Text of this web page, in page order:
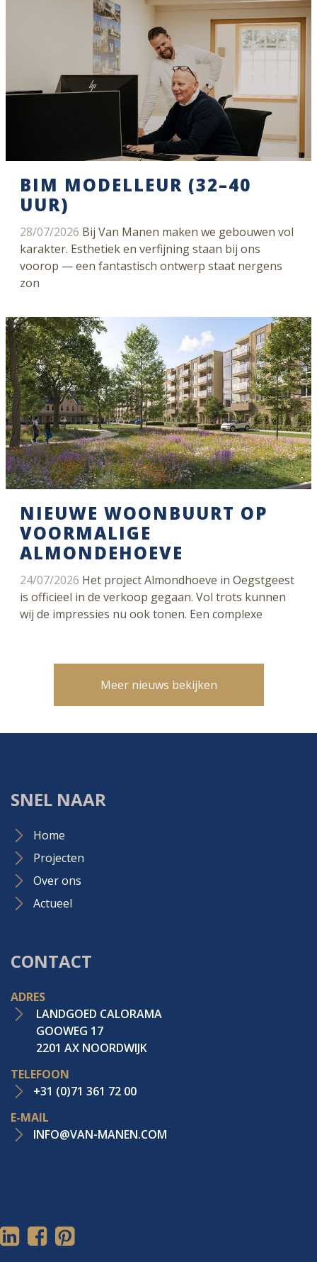
BIM MODELLEUR (32–40
UUR)
28/07/2026 Bij Van Manen maken we gebouwen vol
karakter. Esthetiek en verfijning staan bij ons
voorop — een fantastisch ontwerp staat nergens
zon
NIEUWE WOONBUURT OP
VOORMALIGE
ALMONDEHOEVE
24/07/2026 Het project Almondhoeve in Oegstgeest
is officieel in de verkoop gegaan. Vol trots kunnen
wij de impressies nu ook tonen. Een complexe
Meer nieuws bekijken
SNEL NAAR
Home
Projecten
Over ons
Actueel
CONTACT
ADRES
LANDGOED CALORAMA
GOOWEG 17
2201 AX NOORDWIJK
TELEFOON
+31 (0)71 361 72 00
E-MAIL
INFO@VAN-MANEN.COM